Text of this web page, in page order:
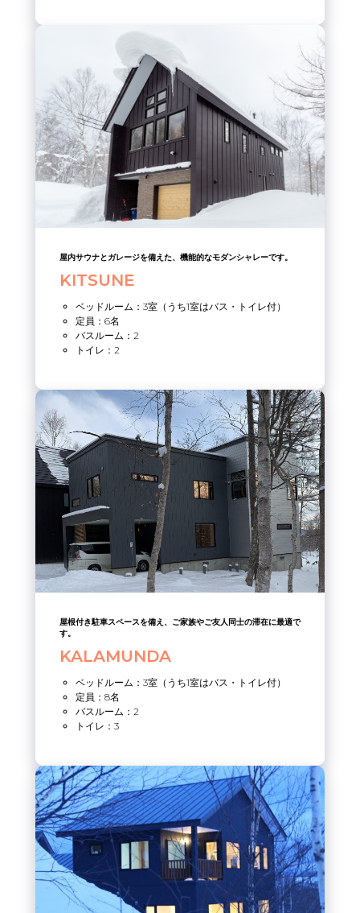
屋内サウナとガレージを備えた、機能的なモダンシャレーです。
KITSUNE
ベッドルーム：3室（うち1室はバス・トイレ付）
定員：6名
バスルーム：2
トイレ：2
屋根付き駐車スペースを備え、ご家族やご友人同士の滞在に最適で
す。
KALAMUNDA
ベッドルーム：3室（うち1室はバス・トイレ付）
定員：8名
バスルーム：2
トイレ：3